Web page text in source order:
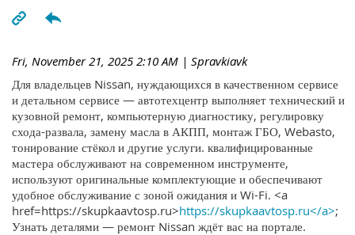
Fri, November 21, 2025 2:10 AM | Spravkiavk
Для владельцев Nissan, нуждающихся в качественном сервисе
и детальном сервисе — автотехцентр выполняет технический и
кузовной ремонт, компьютерную диагностику, регулировку
схода-развала, замену масла в АКПП, монтаж ГБО, Webasto,
тонирование стёкол и другие услуги. квалифицированные
мастера обслуживают на современном инструменте,
используют оригинальные комплектующие и обеспечивают
удобное обслуживание с зоной ожидания и Wi-Fi. <a
href=https://skupkaavtosp.ru>https://skupkaavtosp.ru</a>;
Узнать деталями — ремонт Nissan ждёт вас на портале.